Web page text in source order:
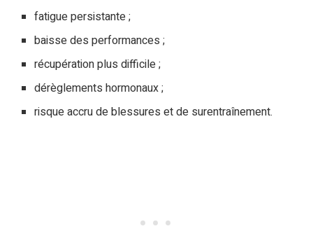
fatigue persistante ;
baisse des performances ;
récupération plus difficile ;
dérèglements hormonaux ;
risque accru de blessures et de surentraînement.